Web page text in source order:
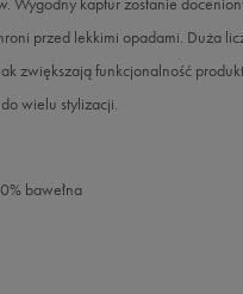
przed lekkimi opadami. Duża
zwiększają funkcjonalność
wielu stylizacji.
bawełna